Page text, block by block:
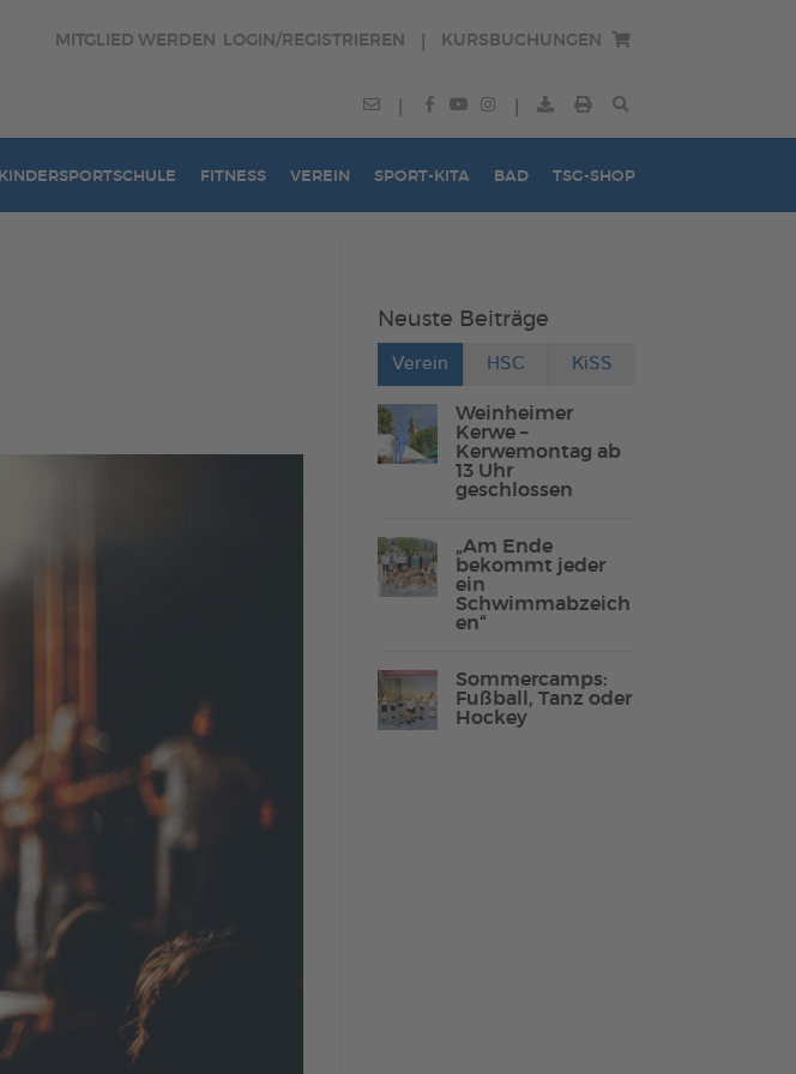
MITGLIED WERDEN LOGIN/REGISTRIEREN KURSBUCHUNGEN
Lebenshilfe Sport
Reha-Sport
KINDERSPORTSCHULE FITNESS VEREIN SPORT-KITA BAD TSG-SHOP
Neuste Beiträge
Verein HSC KiSS
Weinheimer
Kerwe –
Kerwemontag ab
13 Uhr
geschlossen
„Am Ende
bekommt jeder
ein
Schwimmabzeich
en“
Sommercamps:
Fußball, Tanz oder
Hockey